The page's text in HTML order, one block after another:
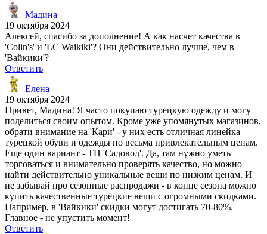
Мадина
19 октября 2024
Алексей, спасибо за дополнение! А как насчет качества в
'Colin's' и 'LC Waikiki'? Они действительно лучше, чем в
'Вайкики'?
Ответить
Елена
19 октября 2024
Привет, Мадина! Я часто покупаю турецкую одежду и могу
поделиться своим опытом. Кроме уже упомянутых магазинов,
обрати внимание на 'Кари' - у них есть отличная линейка
турецкой обуви и одежды по весьма привлекательным ценам.
Еще один вариант - ТЦ 'Садовод'. Да, там нужно уметь
торговаться и внимательно проверять качество, но можно
найти действительно уникальные вещи по низким ценам. И
не забывай про сезонные распродажи - в конце сезона можно
купить качественные турецкие вещи с огромными скидками.
Например, в 'Вайкики' скидки могут достигать 70-80%.
Главное - не упустить момент!
Ответить